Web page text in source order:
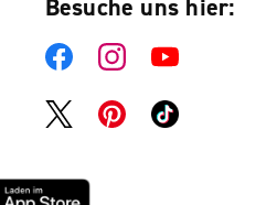
Besuche uns hier: